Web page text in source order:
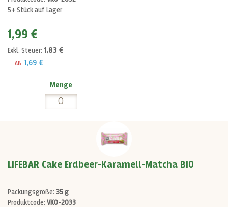
5+ Stück auf Lager
1,99 €
Exkl. Steuer: 1,83 €
AB: 1,69 €
Menge
LIFEBAR Cake Erdbeer-Karamell-Matcha BIO
Packungsgröße: 35 g
Produktcode: VK0-2033